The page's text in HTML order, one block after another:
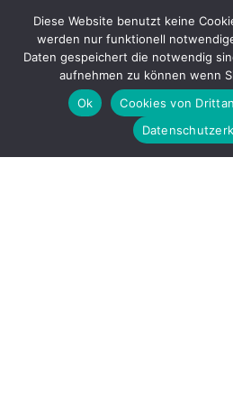
Diese Website benutzt keine
werden nur funktionell
Daten gespeichert die notwendig
aufnehmen zu können wenn
Ok
Cookies von